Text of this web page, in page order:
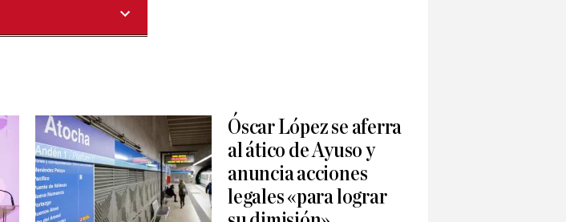
Óscar López se aferra
al ático de Ayuso y
anuncia acciones
legales «para lograr